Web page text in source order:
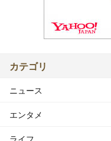
カテゴリ
ニュース
エンタメ